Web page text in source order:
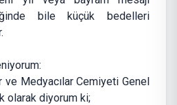
bile küçük bedelleri
ve Medyacılar Cemiyeti Genel
olarak diyorum ki;